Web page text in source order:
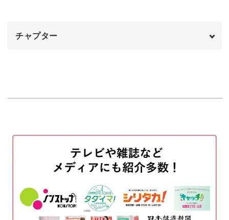
す。
イチゴはモールドに溶かしたワックスを流し込んで成形し
チャプター
土台用のキャンドルを作る
イチゴを作る
イチゴのヘタと葉っぱを作る 06:52